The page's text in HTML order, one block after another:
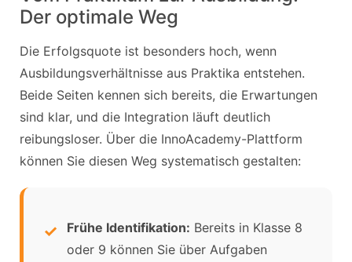
Der optimale Weg
Die Erfolgsquote ist besonders hoch, wenn
Ausbildungsverhältnisse aus Praktika entstehen.
Beide Seiten kennen sich bereits, die Erwartungen
sind klar, und die Integration läuft deutlich
reibungsloser. Über die InnoAcademy-Plattform
können Sie diesen Weg systematisch gestalten:
Frühe Identifikation: Bereits in Klasse 8
oder 9 können Sie über Aufgaben